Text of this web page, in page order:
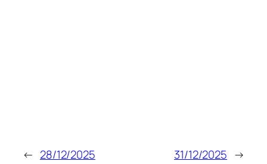
← 28/12/2025 31/12/2025 →